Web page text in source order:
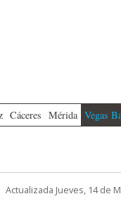
Cáceres Mérida Vegas
Actualizada Jueves, 14 de